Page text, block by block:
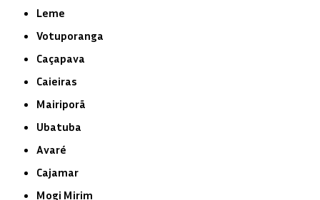
Leme
Votuporanga
Caçapava
Caieiras
Mairiporã
Ubatuba
Avaré
Cajamar
Mogi Mirim